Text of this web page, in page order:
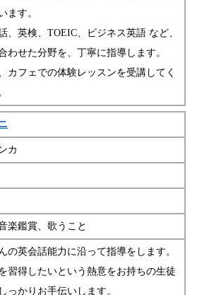
ます。
、英検、TOEIC、ビジネス英語 など、
わせた分野を、丁寧に指導します。
カフェでの体験レッスンを受講してく
カ
楽鑑賞、歌うこと
の英会話能力に沿って指導をします。
習得したいという熱意をお持ちの生徒
っかりお手伝いします。